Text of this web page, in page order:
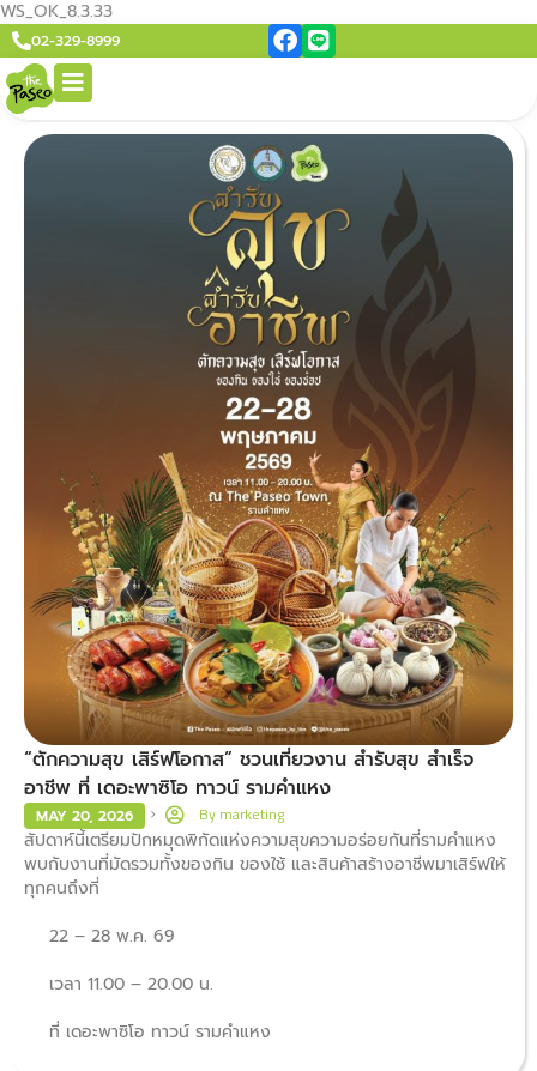
WS_OK_8.3.33
02-329-8999
“ตักความสุข เสิร์ฟโอกาส” ชวนเที่ยวงาน สำรับสุข สำเร็จ
อาชีพ ที่ เดอะพาซิโอ ทาวน์ รามคำแหง
MAY 20, 2026 By marketing
สัปดาห์นี้เตรียมปักหมุดพิกัดแห่งความสุขความอร่อยกันที่รามคำแหง
พบกับงานที่มัดรวมทั้งของกิน ของใช้ และสินค้าสร้างอาชีพมาเสิร์ฟให้
ทุกคนถึงที่
22 – 28 พ.ค. 69
เวลา 11.00 – 20.00 น.
ที่ เดอะพาซิโอ ทาวน์ รามคำแหง